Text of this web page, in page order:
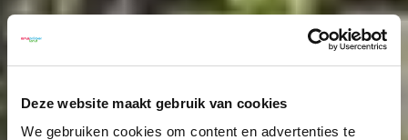
Deze website maakt gebruik van cookies
We gebruiken cookies om content en advertenties te